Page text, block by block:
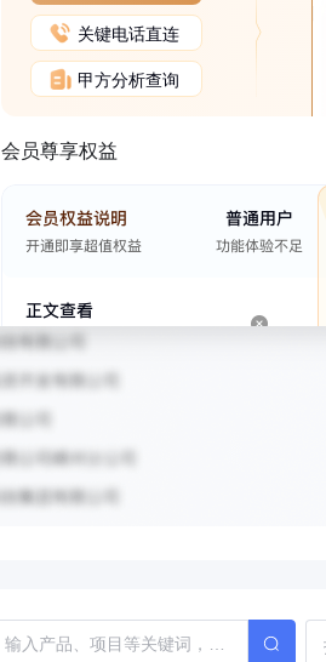
关键电话直连
甲方分析查询
会员尊享权益